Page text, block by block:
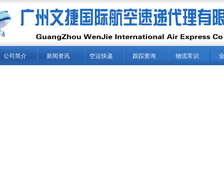
公司简介 新闻资讯 空运快递 跟踪查询 物流常识